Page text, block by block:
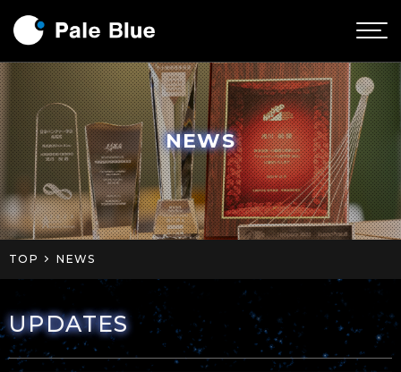
NEWS
TOP NEWS
UPDATES